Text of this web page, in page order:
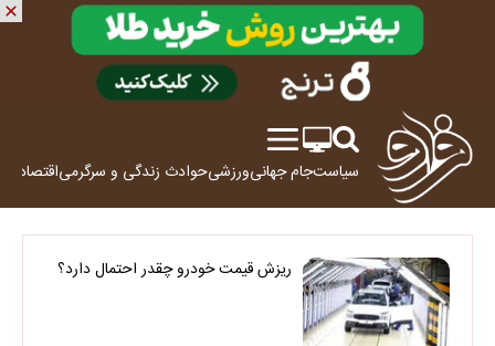
سیاستجام جهانیورزشیحوادث زندگی و سرگرمیاقتصاد
ریزش قیمت خودرو چقدر احتمال دارد؟